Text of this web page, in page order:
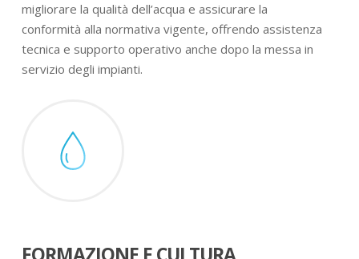
migliorare la qualità dell’acqua e assicurare la
conformità alla normativa vigente, offrendo assistenza
tecnica e supporto operativo anche dopo la messa in
servizio degli impianti.
FORMAZIONE E CULTURA